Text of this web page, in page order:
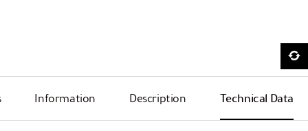
Technical Data
Description
Information